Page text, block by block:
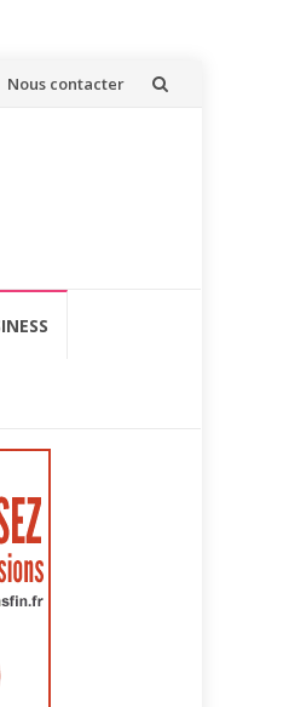
Nous contacter